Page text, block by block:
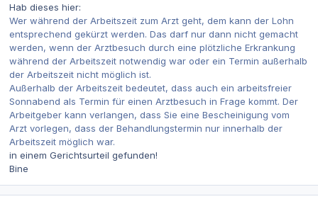
Hab dieses hier:
Wer während der Arbeitszeit zum Arzt geht, dem kann der Lohn
entsprechend gekürzt werden. Das darf nur dann nicht gemacht
werden, wenn der Arztbesuch durch eine plötzliche Erkrankung
während der Arbeitszeit notwendig war oder ein Termin außerhalb
der Arbeitszeit nicht möglich ist.
Außerhalb der Arbeitszeit bedeutet, dass auch ein arbeitsfreier
Sonnabend als Termin für einen Arztbesuch in Frage kommt. Der
Arbeitgeber kann verlangen, dass Sie eine Bescheinigung vom
Arzt vorlegen, dass der Behandlungstermin nur innerhalb der
Arbeitszeit möglich war.
in einem Gerichtsurteil gefunden!
Bine